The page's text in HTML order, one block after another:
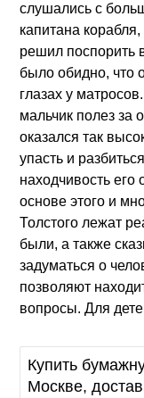
слушались с
капитана
решил поспорить
было обидно, что
глазах у
мальчик полез за
оказался так
упасть и
находчивость его
основе этого и
Толстого лежат
были, а также
задуматься о
позволяют
вопросы. Для
Купить
Москве,